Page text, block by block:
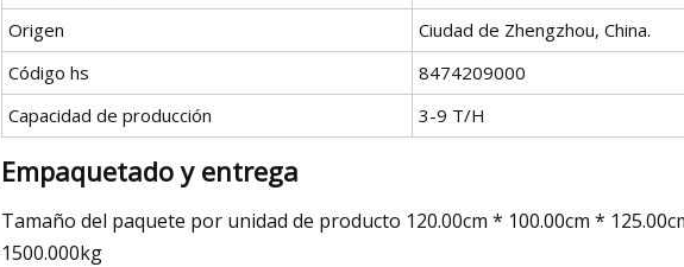
Origen
Ciudad de Zhengzhou, China.
Código hs
8474209000
Capacidad de producción
3-9 T/H
Empaquetado y entrega
Tamaño del paquete por unidad de producto 120.00cm * 100.00cm *
1500.000kg